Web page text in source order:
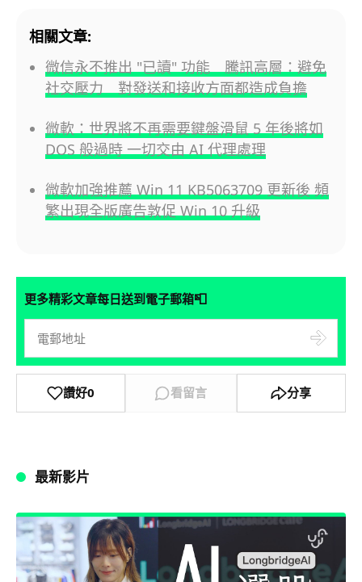
相關文章:
微信永不推出 "已讀" 功能 騰訊高層：避免
社交壓力 對發送和接收方面都造成負擔
微軟：世界將不再需要鍵盤滑鼠 5 年後將如
DOS 般過時 一切交由 AI 代理處理
微軟加強推薦 Win 11 KB5063709 更新後 頻
繁出現全版廣告敦促 Win 10 升級
更多精彩文章每日送到電子郵箱📮
讚好0 看留言 分享
最新影片